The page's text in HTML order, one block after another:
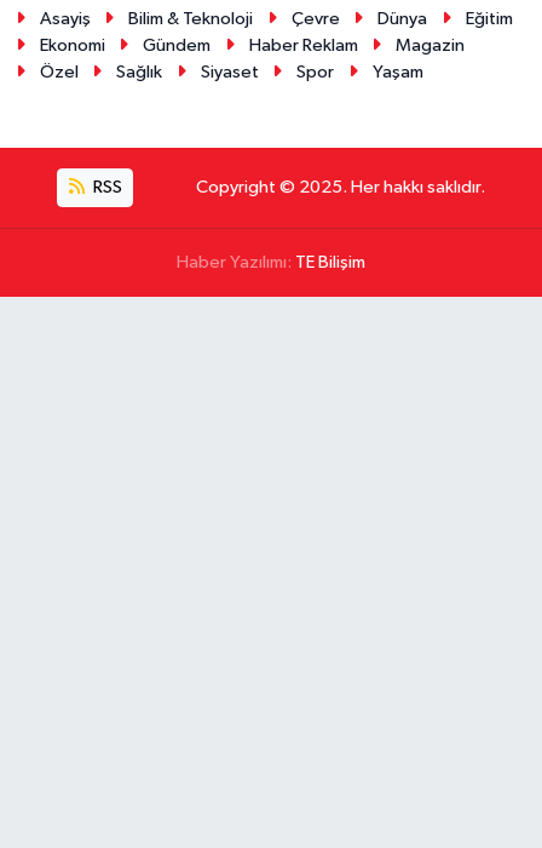
Asayiş Bilim & Teknoloji Çevre Dünya
Eğitim
Ekonomi
Gündem Haber Reklam
Magazin
Özel
Sağlık Siyaset Spor Yaşam
RSS Copyright © 2025. Her hakkı saklıdır.
Haber Yazılımı: TE Bilişim